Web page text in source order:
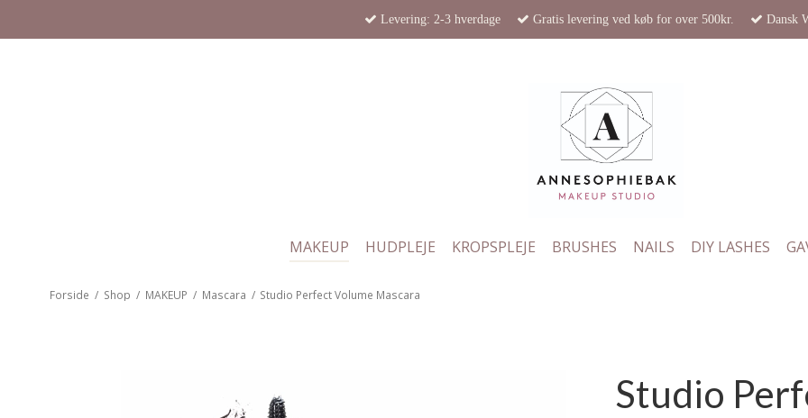
Levering: 2-3 hverdage Gratis levering ved køb for over 500kr. Dansk
MAKEUP HUDPLEJE KROPSPLEJE BRUSHES NAILS DIY LASHES
Forside / Shop / MAKEUP / Mascara / Studio Perfect Volume Mascara
Studio